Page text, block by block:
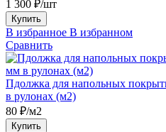
1 300 ₽/шт
Купить
В избранное В избранном
Сравнить
Пдолжка для напольных
в рулонах (м2)
80 ₽/м2
Купить